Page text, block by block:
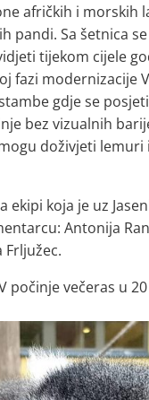
afričkih i morskih
pandi. Sa šetnica
tijekom cijele
fazi modernizacije
gdje se
bez vizualnih
doživjeti lemuri
ekipi koja je uz
Antonija
Frljužec.
počinje večeras u